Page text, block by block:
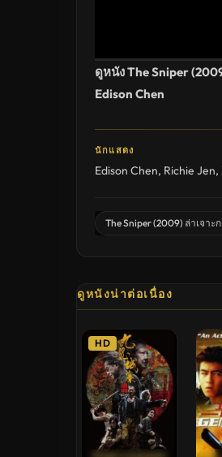
ดูหนัง The Sniper
Edison Chen
นักแสดง
Edison Chen, Richie Jen,
The Sniper (2009) ล่าเจาะ
ดูหนังน่าต่อเนื่อง
HD